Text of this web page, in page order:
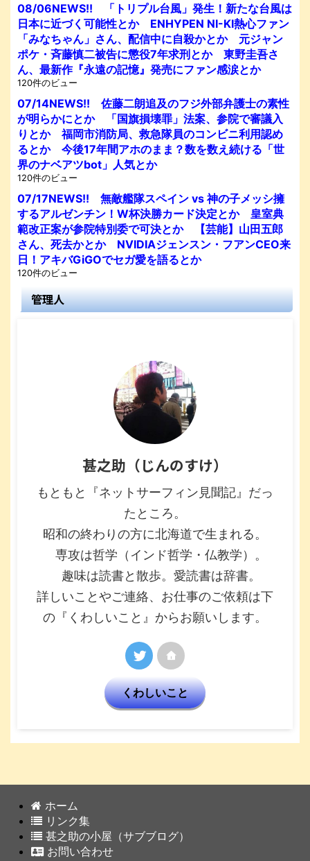
08/06NEWS!! 「トリプル台風」発生！新たな台風は
日本に近づく可能性とか ENHYPEN NI-KI熱心ファン
「みなちゃん」さん、配信中に自殺かとか 元ジャン
ポケ・斉藤慎二被告に懲役7年求刑とか 東野圭吾さ
ん、最新作『永遠の記憶』発売にファン感涙とか
120件のビュー
07/14NEWS!! 佐藤二朗追及のフジ外部弁護士の素性
が明らかにとか 「国旗損壊罪」法案、参院で審議入
りとか 福岡市消防局、救急隊員のコンビニ利用認め
るとか 今後17年間アホのまま？数を数え続ける「世
界のナベアツbot」人気とか
120件のビュー
07/17NEWS!! 無敵艦隊スペイン vs 神の子メッシ擁
するアルゼンチン！W杯決勝カード決定とか 皇室典
範改正案が参院特別委で可決とか 【芸能】山田五郎
さん、死去かとか NVIDIAジェンスン・フアンCEO来
日！アキバGiGOでセガ愛を語るとか
120件のビュー
管理人
甚之助（じんのすけ）
もともと『ネットサーフィン見聞記』だっ
たところ。
昭和の終わりの方に北海道で生まれる。
専攻は哲学（インド哲学・仏教学）。
趣味は読書と散歩。愛読書は辞書。
詳しいことやご連絡、お仕事のご依頼は下
の『くわしいこと』からお願いします。
くわしいこと
ホーム
リンク集
甚之助の小屋（サブブログ）
お問い合わせ